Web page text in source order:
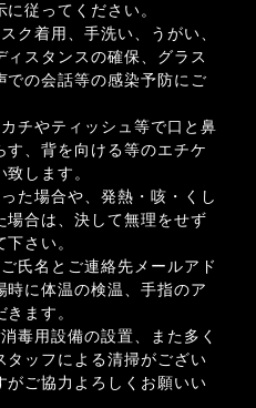
従ってください。
ク着用、手洗い、うがい、
スタンスの確保、グラス
での会話等の感染予防にご
チやティッシュ等で口と鼻
す、背を向ける等のエチケ
します。
た場合や、発熱・咳・くし
場合は、決して無理をせず
さい。
氏名とご連絡先メールアド
時に体温の検温、手指のア
ます。
毒用設備の設置、また多く
タッフによる清掃がござい
がご協力よろしくお願いい